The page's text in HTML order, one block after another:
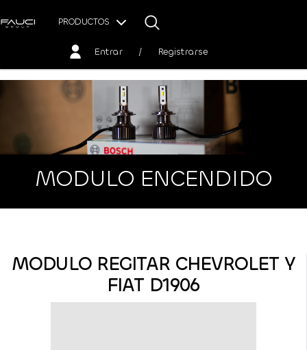
PRODUCTOS
Entrar / Registrarse
MODULO ENCENDIDO
MODULO REGITAR CHEVROLET Y
FIAT D1906